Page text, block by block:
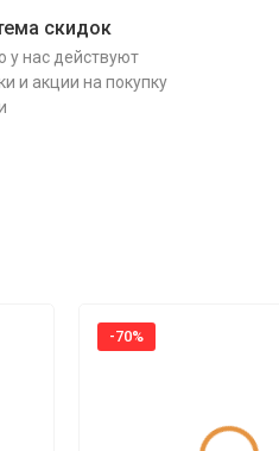
скидок
у нас действуют
и акции на покупку
-70%